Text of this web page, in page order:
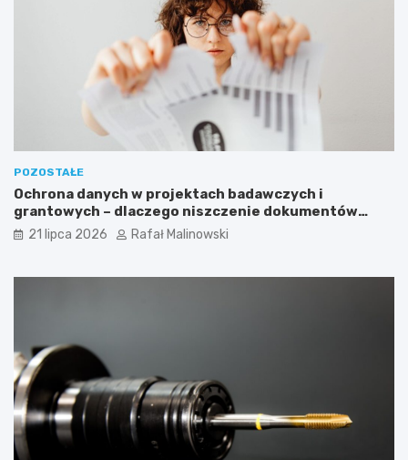
POZOSTAŁE
Ochrona danych w projektach badawczych i
grantowych – dlaczego niszczenie dokumentów
musi być częścią procedury?
21 lipca 2026 Rafał Malinowski